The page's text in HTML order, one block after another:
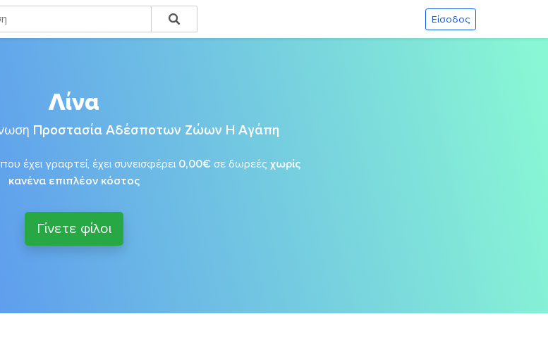
Είσοδος
Λίνα
Προστασία Αδέσποτων Ζώων Η Αγάπη
έχει γραφτεί, έχει συνεισφέρει 0,00€ σε δωρεές χωρίς
κανένα επιπλέον κόστος
Γίνετε φίλοι